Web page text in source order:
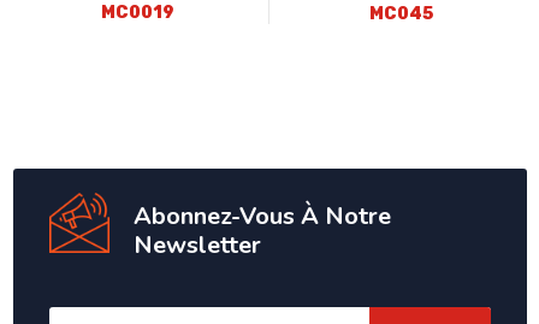
MC0019 MC045
Abonnez-Vous À Notre
Newsletter